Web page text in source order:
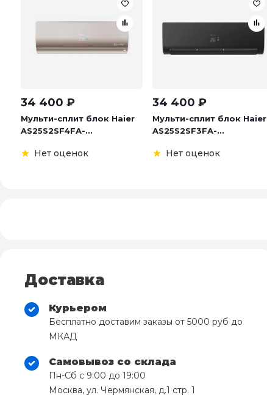
34 400 ₽
Мульти-сплит блок Haier
AS25S2SF4FA-...
Нет оценок
34 400 ₽
Мульти-сплит блок Haier
AS25S2SF3FA-...
Нет оценок
Доставка
Курьером
Бесплатно доставим заказы от 5000 руб до
МКАД
Самовывоз со склада
Пн-Сб с 9:00 до 19:00
Москва, ул. Чермянская, д.1 стр. 1